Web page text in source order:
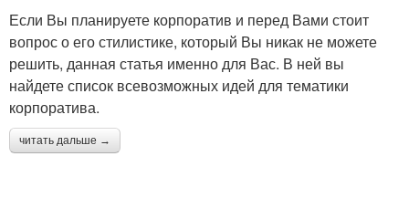
Если Вы планируете корпоратив и перед Вами стоит
вопрос о его стилистике, который Вы никак не можете
решить, данная статья именно для Вас. В ней вы
найдете список всевозможных идей для тематики
корпоратива.
читать дальше →